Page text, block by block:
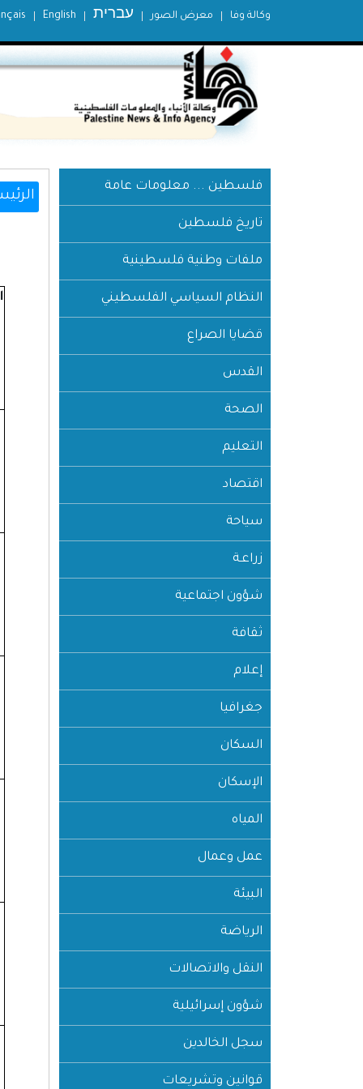
English עברית معرض الصور وكالة وفا
فلسطين ... معلومات عامة
تاريخ فلسطين
ملفات وطنية فلسطينية
النظام السياسي الفلسطيني
قضايا الصراع
القدس
الصحة
التعليم
اقتصاد
سياحة
زراعـة
شؤون اجتماعية
ثقافة
إعلام
جغرافيا
السكان
الإسكان
المياه
عمل وعمال
البيئة
الرياضة
النقل والاتصالات
شؤون إسرائيلية
سجل الخالدين
قوانين وتشريعات